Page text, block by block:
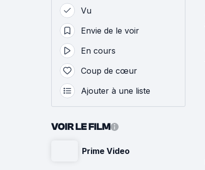
Vu
Envie de le voir
En cours
Coup de cœur
Ajouter à une liste
VOIR LE FILM
Prime Video